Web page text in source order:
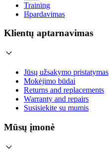
Training
Išpardavimas
Klientų aptarnavimas
Jūsų užsakymo pristatymas
Mokėjimo būdai
Returns and replacements
Warranty and repairs
Susisiekite su mumis
Mūsų įmonė